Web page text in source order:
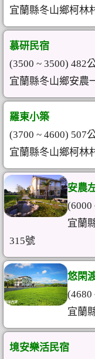
宜蘭縣冬山鄉柯林
慕研民宿
(3500 ~ 3500) 482
宜蘭縣冬山鄉安農
羅東小築
(3700 ~ 4600) 507
宜蘭縣冬山鄉柯林
安農
(6000
宜蘭
315號
悠閑
(4680
宜蘭
境安樂活民宿